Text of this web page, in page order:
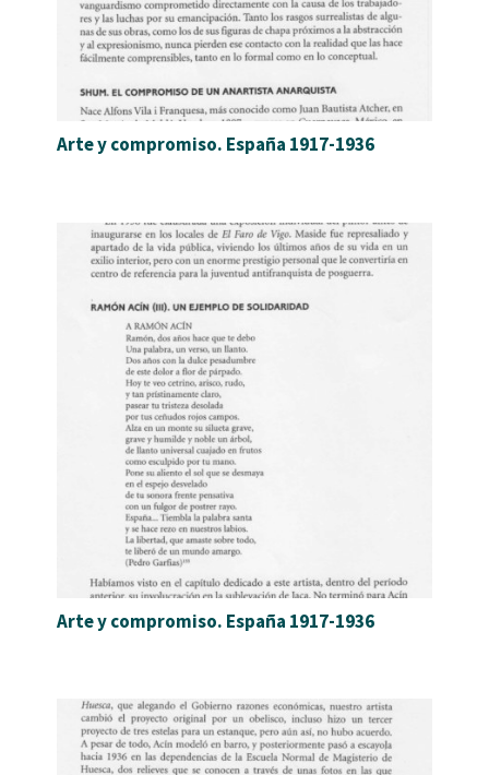
Arte y compromiso. España 1917-1936
Arte y compromiso. España 1917-1936